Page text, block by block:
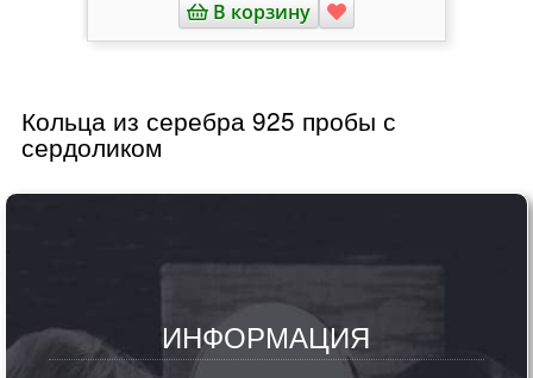
В корзину
Кольца из серебра 925 пробы с
сердоликом
ИНФОРМАЦИЯ